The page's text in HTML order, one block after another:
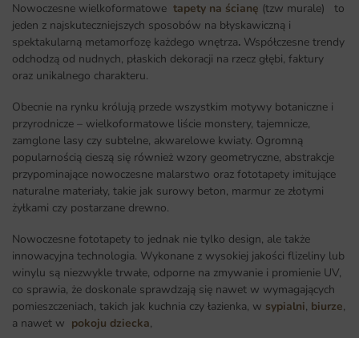
Nowoczesne wielkoformatowe tapety na ścianę (tzw murale) to
jeden z najskuteczniejszych sposobów na błyskawiczną i
spektakularną metamorfozę każdego wnętrza. Współczesne trendy
odchodzą od nudnych, płaskich dekoracji na rzecz głębi, faktury
oraz unikalnego charakteru.
Obecnie na rynku królują przede wszystkim motywy botaniczne i
przyrodnicze – wielkoformatowe liście monstery, tajemnicze,
zamglone lasy czy subtelne, akwarelowe kwiaty. Ogromną
popularnością cieszą się również wzory geometryczne, abstrakcje
przypominające nowoczesne malarstwo oraz fototapety imitujące
naturalne materiały, takie jak surowy beton, marmur ze złotymi
żyłkami czy postarzane drewno.
Nowoczesne fototapety to jednak nie tylko design, ale także
innowacyjna technologia. Wykonane z wysokiej jakości flizeliny lub
winylu są niezwykle trwałe, odporne na zmywanie i promienie UV,
co sprawia, że doskonale sprawdzają się nawet w wymagających
pomieszczeniach, takich jak kuchnia czy łazienka, w sypialni, biurze,
a nawet w pokoju dziecka,